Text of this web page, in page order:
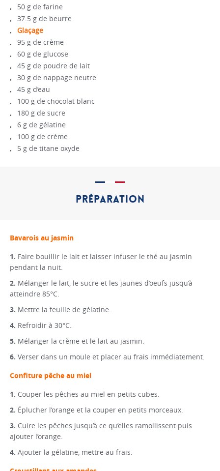
50 g de farine
37.5 g de beurre
Glaçage
95 g de crème
60 g de glucose
45 g de poudre de lait
30 g de nappage neutre
45 g d’eau
100 g de chocolat blanc
180 g de sucre
6 g de gélatine
100 g de crème
5 g de titane oxyde
PRÉPARATION
Bavarois au jasmin
Faire bouillir le lait et laisser infuser le thé au jasmin
pendant la nuit.
Mélanger le lait, le sucre et les jaunes d’oeufs jusqu’à
atteindre 85°C.
Mettre la feuille de gélatine.
Refroidir à 30°C.
Mélanger la crème et le lait au jasmin.
Verser dans un moule et placer au frais immédiatement.
Confiture pêche au miel
Couper les pêches au miel en petits cubes.
Éplucher l’orange et la couper en petits morceaux.
Cuire les pêches jusqu’à ce qu’elles ramollissent puis
ajouter l’orange.
Ajouter la gélatine, mettre au frais.